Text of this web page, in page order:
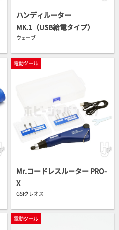
ハンディルーター
MK.1（USB給電タイプ）
ウェーブ
電動ツール
Mr.コードレスルーター PRO-
X
GSIクレオス
電動ツール